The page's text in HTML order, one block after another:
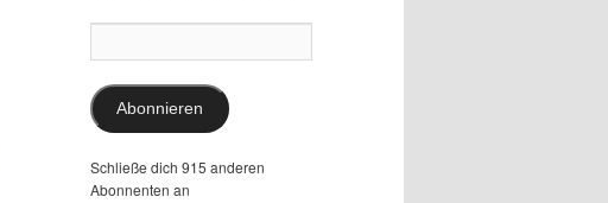
Mail-
Abonnieren
Schließe dich 915 anderen
Abonnenten an